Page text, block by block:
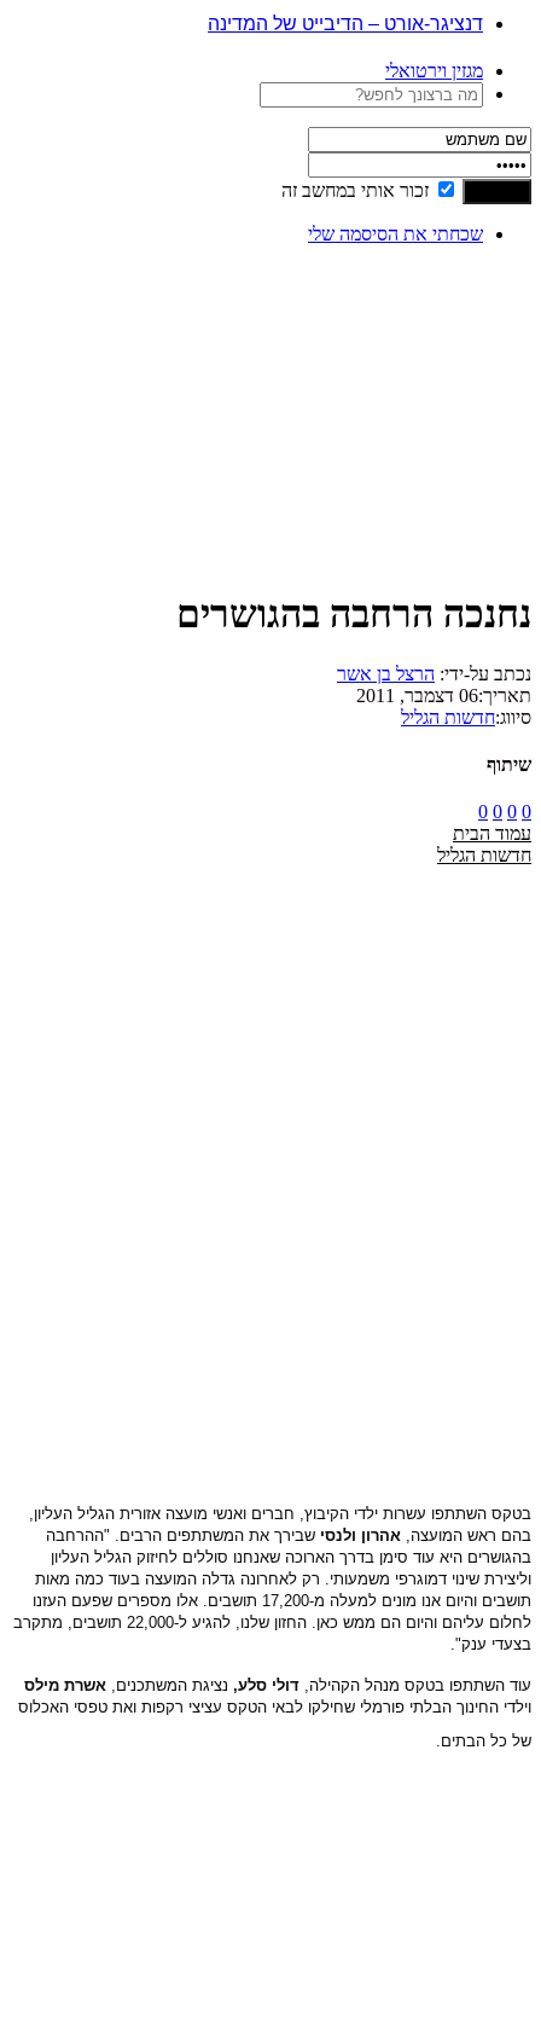
דנציגר-אורט – הדיבייט של המדינה
מגזין וירטואלי
זכור אותי במחשב זה
שכחתי את הסיסמה שלי
נחנכה הרחבה בהגושרים
נכתב על-ידי: הרצל בן אשר
תאריך:06 דצמבר, 2011
סיווג:חדשות הגליל
שיתוף
0
0
0
0
עמוד הבית
חדשות הגליל
בטקס השתתפו עשרות ילדי הקיבוץ, חברים ואנשי מועצה אזורית הגליל העליון,
בהם ראש המועצה, אהרון ולנסי שבירך את המשתתפים הרבים. "ההרחבה
בהגושרים היא עוד סימן בדרך הארוכה שאנחנו סוללים לחיזוק הגליל העליון
וליצירת שינוי דמוגרפי משמעותי. רק לאחרונה גדלה המועצה בעוד כמה מאות
תושבים והיום אנו מונים למעלה מ-17,200 תושבים. אלו מספרים שפעם העזנו
לחלום עליהם והיום הם ממש כאן. החזון שלנו, להגיע ל-22,000 תושבים, מתקרב
בצעדי ענק".
עוד השתתפו בטקס מנהל הקהילה, דולי סלע, נציגת המשתכנים, אשרת מילס
וילדי החינוך הבלתי פורמלי שחילקו לבאי הטקס עציצי רקפות ואת טפסי האכלוס
של כל הבתים.